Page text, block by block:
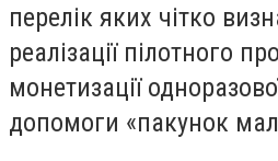
перелік яких чітко
реалізації пілотного
монетизації
допомоги «пакунок